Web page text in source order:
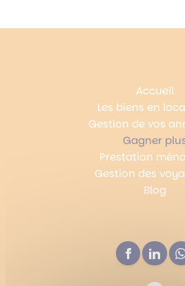
Accueil
Les biens en
Gestion de vos
Gagner
Prestation
Gestion des
Blog